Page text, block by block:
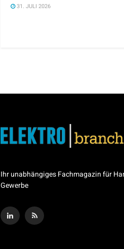
31. JULI 2026
Ihr unabhängiges Fachmagazin für
Gewerbe